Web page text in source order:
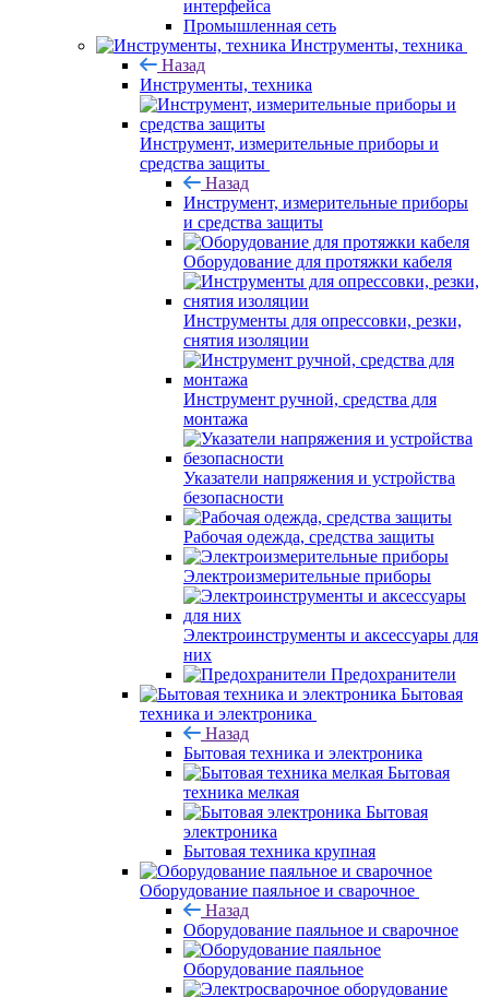
интерфейса
Промышленная сеть
Инструменты, техника
Назад
Инструменты, техника
Инструмент, измерительные приборы и
средства защиты
Назад
Инструмент, измерительные приборы
и средства защиты
Оборудование для протяжки кабеля
Инструменты для опрессовки, резки,
снятия изоляции
Инструмент ручной, средства для
монтажа
Указатели напряжения и устройства
безопасности
Рабочая одежда, средства защиты
Электроизмерительные приборы
Электроинструменты и аксессуары для
них
Предохранители
Бытовая
техника и электроника
Назад
Бытовая техника и электроника
Бытовая
техника мелкая
Бытовая
электроника
Бытовая техника крупная
Оборудование паяльное и сварочное
Назад
Оборудование паяльное и сварочное
Оборудование паяльное